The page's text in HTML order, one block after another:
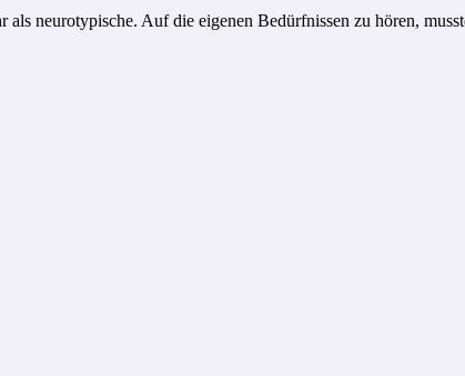
neurotypische. Auf die eigenen Bedürfnissen zu hören,